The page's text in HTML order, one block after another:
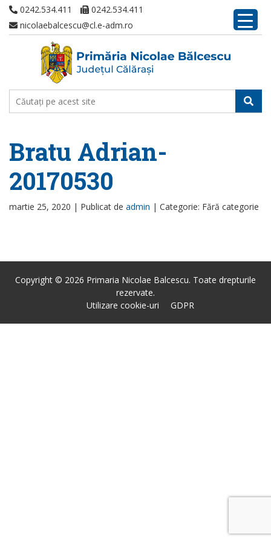
0242.534.411
0242.534.411
nicolaebalcescu@cl.e-adm.ro
Bratu Adrian-
20170530
martie 25, 2020 | Publicat de admin | Categorie: Fără categorie
Copyright © 2026 Primaria Nicolae Balcescu. Toate drepturile
rezervate.
Utilizare cookie-uri
GDPR